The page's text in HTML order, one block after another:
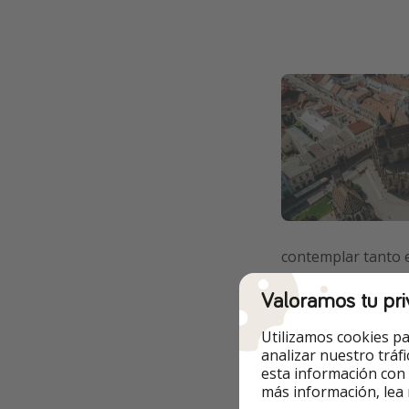
contemplar tanto
Cada octubre, la
segundo más
Paseando por la
gastronómica
Hostinec y lugar
Valoramos tu
Utilizamos cookies
analizar nuestro
esta información con
más información, lea